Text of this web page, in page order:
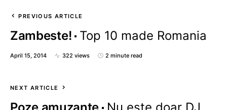
PREVIOUS ARTICLE
Zambeste! Top 10 made Romania
April 15, 2014 322 views 2 minute read
NEXT ARTICLE